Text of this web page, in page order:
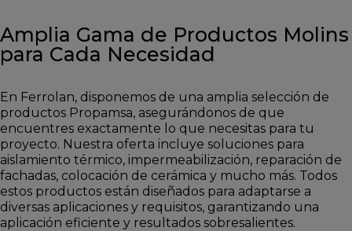
Amplia Gama de Productos Molins
para Cada Necesidad
En Ferrolan, disponemos de una amplia selección de
productos Propamsa, asegurándonos de que
encuentres exactamente lo que necesitas para tu
proyecto. Nuestra oferta incluye soluciones para
aislamiento térmico, impermeabilización, reparación de
fachadas, colocación de cerámica y mucho más. Todos
estos productos están diseñados para adaptarse a
diversas aplicaciones y requisitos, garantizando una
aplicación eficiente y resultados sobresalientes.